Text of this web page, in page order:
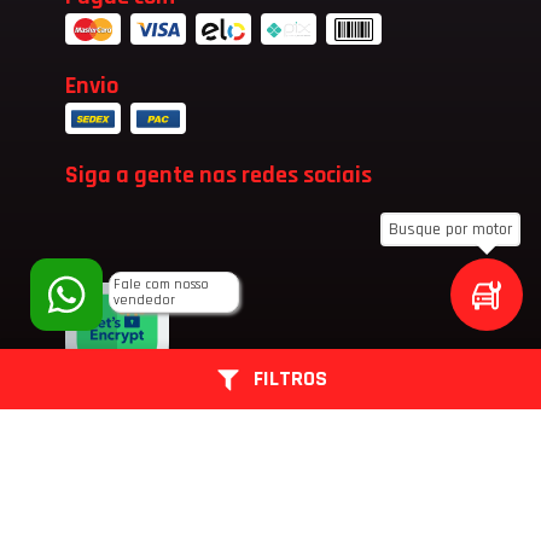
FILTROS
Envio
Siga a gente nas redes sociais
Busque por motor
Fale com nosso
vendedor